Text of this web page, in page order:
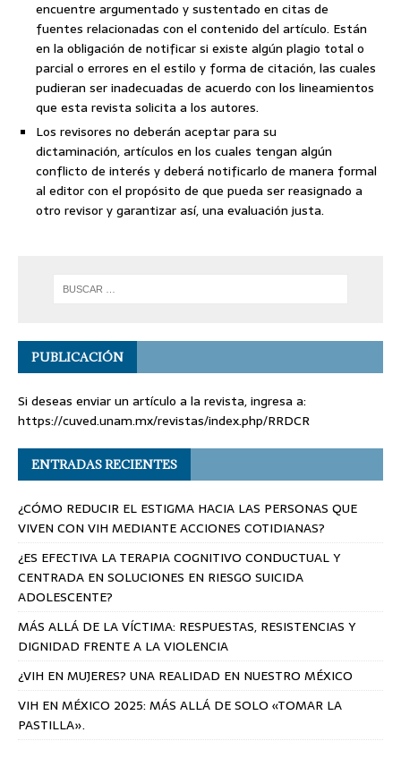
encuentre argumentado y sustentado en citas de
fuentes relacionadas con el contenido del artículo. Están
en la obligación de notificar si existe algún plagio total o
parcial o errores en el estilo y forma de citación, las cuales
pudieran ser inadecuadas de acuerdo con los lineamientos
que esta revista solicita a los autores.
Los revisores no deberán aceptar para su
dictaminación, artículos en los cuales tengan algún
conflicto de interés y deberá notificarlo de manera formal
al editor con el propósito de que pueda ser reasignado a
otro revisor y garantizar así, una evaluación justa.
PUBLICACIÓN
Si deseas enviar un artículo a la revista, ingresa a:
https://cuved.unam.mx/revistas/index.php/RRDCR
ENTRADAS RECIENTES
¿CÓMO REDUCIR EL ESTIGMA HACIA LAS PERSONAS QUE
VIVEN CON VIH MEDIANTE ACCIONES COTIDIANAS?
¿ES EFECTIVA LA TERAPIA COGNITIVO CONDUCTUAL Y
CENTRADA EN SOLUCIONES EN RIESGO SUICIDA
ADOLESCENTE?
MÁS ALLÁ DE LA VÍCTIMA: RESPUESTAS, RESISTENCIAS Y
DIGNIDAD FRENTE A LA VIOLENCIA
¿VIH EN MUJERES? UNA REALIDAD EN NUESTRO MÉXICO
VIH EN MÉXICO 2025: MÁS ALLÁ DE SOLO «TOMAR LA
PASTILLA».